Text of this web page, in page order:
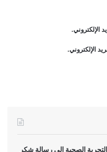
الإلكتروني.
الإلكتروني.
الصحية إلى رسالة شكر